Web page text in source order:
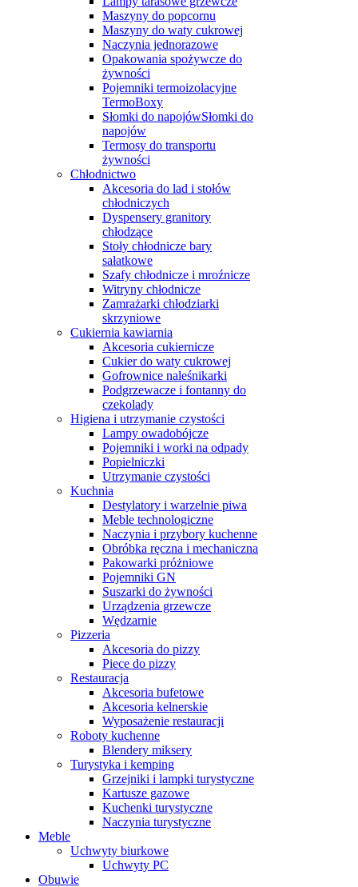
Maszyny do popcornu
Maszyny do waty cukrowej
Naczynia jednorazowe
Opakowania spożywcze do
żywności
Pojemniki termoizolacyjne
TermoBoxy
Słomki do napojówSłomki do
napojów
Termosy do transportu
żywności
Chłodnictwo
Akcesoria do lad i stołów
chłodniczych
Dyspensery granitory
chłodzące
Stoły chłodnicze bary
sałatkowe
Szafy chłodnicze i mroźnicze
Witryny chłodnicze
Zamrażarki chłodziarki
skrzyniowe
Cukiernia kawiarnia
Akcesoria cukiernicze
Cukier do waty cukrowej
Gofrownice naleśnikarki
Podgrzewacze i fontanny do
czekolady
Higiena i utrzymanie czystości
Lampy owadobójcze
Pojemniki i worki na odpady
Popielniczki
Utrzymanie czystości
Kuchnia
Destylatory i warzelnie piwa
Meble technologiczne
Naczynia i przybory kuchenne
Obróbka ręczna i mechaniczna
Pakowarki próżniowe
Pojemniki GN
Suszarki do żywności
Urządzenia grzewcze
Wędzarnie
Pizzeria
Akcesoria do pizzy
Piece do pizzy
Restauracja
Akcesoria bufetowe
Akcesoria kelnerskie
Wyposażenie restauracji
Roboty kuchenne
Blendery miksery
Turystyka i kemping
Grzejniki i lampki turystyczne
Kartusze gazowe
Kuchenki turystyczne
Naczynia turystyczne
Meble
Uchwyty biurkowe
Uchwyty PC
Obuwie